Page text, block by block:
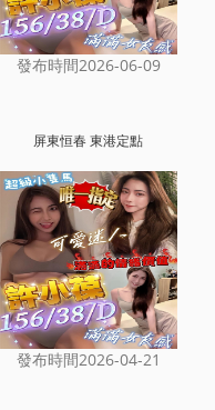
發布時間2026-06-09
屏東恒春 東港定點
發布時間2026-04-21